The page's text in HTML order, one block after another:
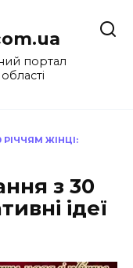
портал
РІЧЧЯМ ЖІНЦІ:
з 30
ідеї